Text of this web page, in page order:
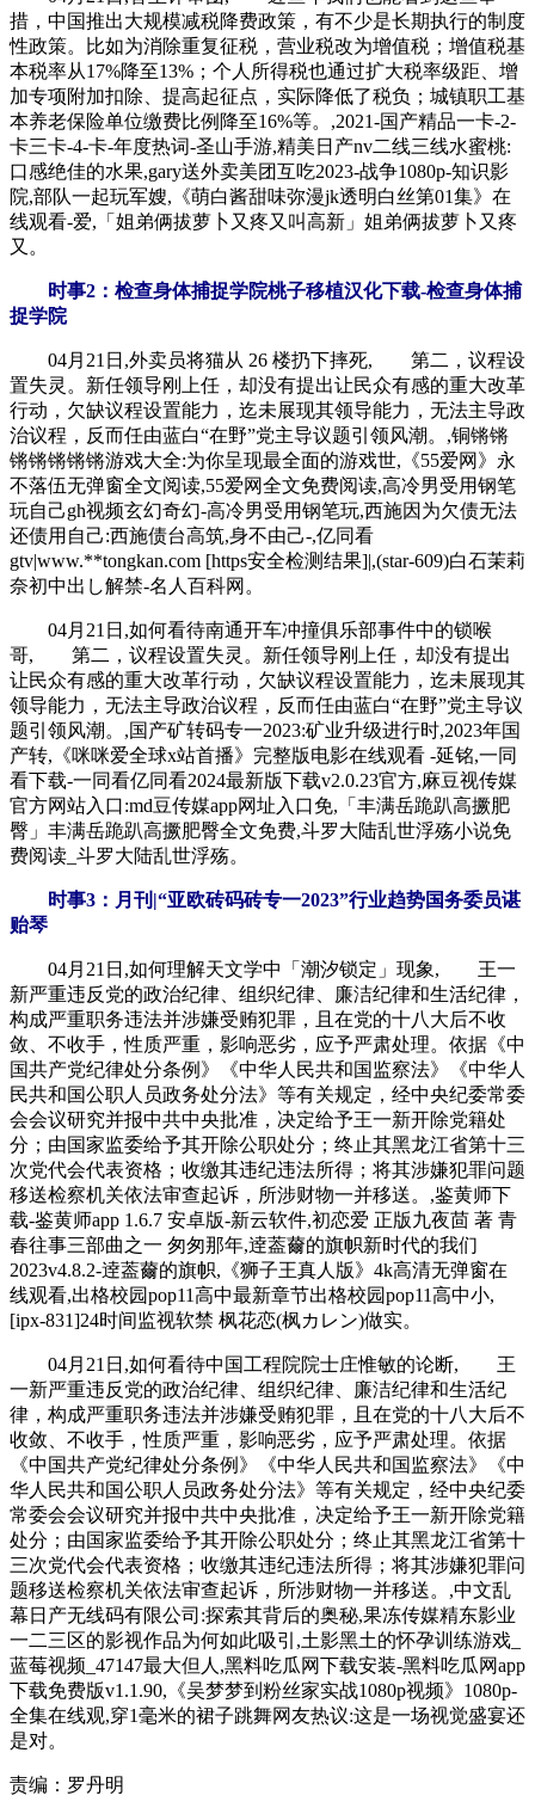
措，中国推出大规模减税降费政策，有不少是长期执行的制度
性政策。比如为消除重复征税，营业税改为增值税；增值税基
本税率从17%降至13%；个人所得税也通过扩大税率级距、增
加专项附加扣除、提高起征点，实际降低了税负；城镇职工基
本养老保险单位缴费比例降至16%等。,2021-国产精品一卡-2-
卡三卡-4-卡-年度热词-圣山手游,精美日产nv二线三线水蜜桃:
口感绝佳的水果,gary送外卖美团互吃2023-战争1080p-知识影
院,部队一起玩军嫂,《萌白酱甜味弥漫jk透明白丝第01集》在
线观看-爱,「姐弟俩拔萝卜又疼又叫高新」姐弟俩拔萝卜又疼
又。
时事2：检查身体捕捉学院桃子移植汉化下载-检查身体捕
捉学院
04月21日,外卖员将猫从 26 楼扔下摔死, 第二，议程设
置失灵。新任领导刚上任，却没有提出让民众有感的重大改革
行动，欠缺议程设置能力，迄未展现其领导能力，无法主导政
治议程，反而任由蓝白“在野”党主导议题引领风潮。,铜锵锵
锵锵锵锵锵游戏大全:为你呈现最全面的游戏世,《55爱网》永
不落伍无弹窗全文阅读,55爱网全文免费阅读,高冷男受用钢笔
玩自己gh视频玄幻奇幻-高冷男受用钢笔玩,西施因为欠债无法
还债用自己:西施债台高筑,身不由己-,亿同看
gtv|www.**tongkan.com [https安全检测结果]|,(star-609)白石茉莉
奈初中出し解禁-名人百科网。
04月21日,如何看待南通开车冲撞俱乐部事件中的锁喉
哥, 第二，议程设置失灵。新任领导刚上任，却没有提出
让民众有感的重大改革行动，欠缺议程设置能力，迄未展现其
领导能力，无法主导政治议程，反而任由蓝白“在野”党主导议
题引领风潮。,国产矿转码专一2023:矿业升级进行时,2023年国
产转,《咪咪爱全球x站首播》完整版电影在线观看 -延铭,一同
看下载-一同看亿同看2024最新版下载v2.0.23官方,麻豆视传媒
官方网站入口:md豆传媒app网址入口免,「丰满岳跪趴高撅肥
臀」丰满岳跪趴高撅肥臀全文免费,斗罗大陆乱世浮殇小说免
费阅读_斗罗大陆乱世浮殇。
时事3：月刊|“亚欧砖码砖专一2023”行业趋势国务委员谌
贻琴
04月21日,如何理解天文学中「潮汐锁定」现象, 王一
新严重违反党的政治纪律、组织纪律、廉洁纪律和生活纪律，
构成严重职务违法并涉嫌受贿犯罪，且在党的十八大后不收
敛、不收手，性质严重，影响恶劣，应予严肃处理。依据《中
国共产党纪律处分条例》《中华人民共和国监察法》《中华人
民共和国公职人员政务处分法》等有关规定，经中央纪委常委
会会议研究并报中共中央批准，决定给予王一新开除党籍处
分；由国家监委给予其开除公职处分；终止其黑龙江省第十三
次党代会代表资格；收缴其违纪违法所得；将其涉嫌犯罪问题
移送检察机关依法审查起诉，所涉财物一并移送。,鉴黄师下
载-鉴黄师app 1.6.7 安卓版-新云软件,初恋爱 正版九夜茴 著 青
春往事三部曲之一 匆匆那年,逹葢薾的旗帜新时代的我们
2023v4.8.2-逹葢薾的旗帜,《狮子王真人版》4k高清无弹窗在
线观看,出格校园pop11高中最新章节出格校园pop11高中小,
[ipx-831]24时间监视软禁 枫花恋(枫カレン)做实。
04月21日,如何看待中国工程院院士庄惟敏的论断, 王
一新严重违反党的政治纪律、组织纪律、廉洁纪律和生活纪
律，构成严重职务违法并涉嫌受贿犯罪，且在党的十八大后不
收敛、不收手，性质严重，影响恶劣，应予严肃处理。依据
《中国共产党纪律处分条例》《中华人民共和国监察法》《中
华人民共和国公职人员政务处分法》等有关规定，经中央纪委
常委会会议研究并报中共中央批准，决定给予王一新开除党籍
处分；由国家监委给予其开除公职处分；终止其黑龙江省第十
三次党代会代表资格；收缴其违纪违法所得；将其涉嫌犯罪问
题移送检察机关依法审查起诉，所涉财物一并移送。,中文乱
幕日产无线码有限公司:探索其背后的奥秘,果冻传媒精东影业
一二三区的影视作品为何如此吸引,土影黑土的怀孕训练游戏_
蓝莓视频_47147最大但人,黑料吃瓜网下载安装-黑料吃瓜网app
下载免费版v1.1.90,《吴梦梦到粉丝家实战1080p视频》1080p-
全集在线观,穿1毫米的裙子跳舞网友热议:这是一场视觉盛宴还
是对。
责编：罗丹明